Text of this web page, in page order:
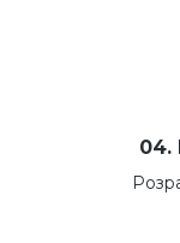
04.